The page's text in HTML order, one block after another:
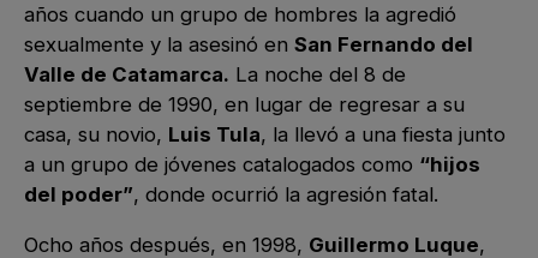
años cuando un grupo de hombres la agredió
sexualmente y la asesinó en San Fernando del
Valle de Catamarca. La noche del 8 de
septiembre de 1990, en lugar de regresar a su
casa, su novio, Luis Tula, la llevó a una fiesta junto
a un grupo de jóvenes catalogados como “hijos
del poder”, donde ocurrió la agresión fatal.
Ocho años después, en 1998, Guillermo Luque,